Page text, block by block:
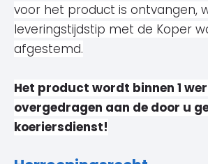
voor het product is ontvangen,
leveringstijdstip met de Koper
afgestemd.
Het product wordt binnen 1
overgedragen aan de door u
koeriersdienst!